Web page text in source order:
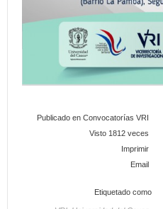
Publicado en Convocatorías VRI
Visto 1812 veces
Imprimir
Email
Etiquetado como